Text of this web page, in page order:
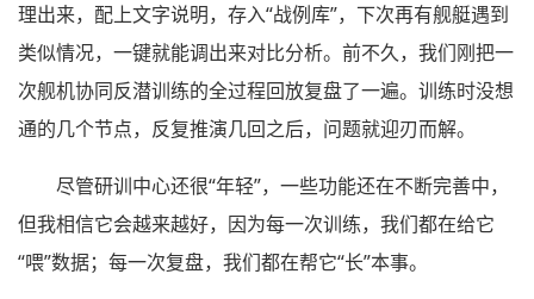
理出来，配上文字说明，存入“战例库”，下次再有舰艇遇到
类似情况，一键就能调出来对比分析。前不久，我们刚把一
次舰机协同反潜训练的全过程回放复盘了一遍。训练时没想
通的几个节点，反复推演几回之后，问题就迎刃而解。
尽管研训中心还很“年轻”，一些功能还在不断完善中，
但我相信它会越来越好，因为每一次训练，我们都在给它
“喂”数据；每一次复盘，我们都在帮它“长”本事。